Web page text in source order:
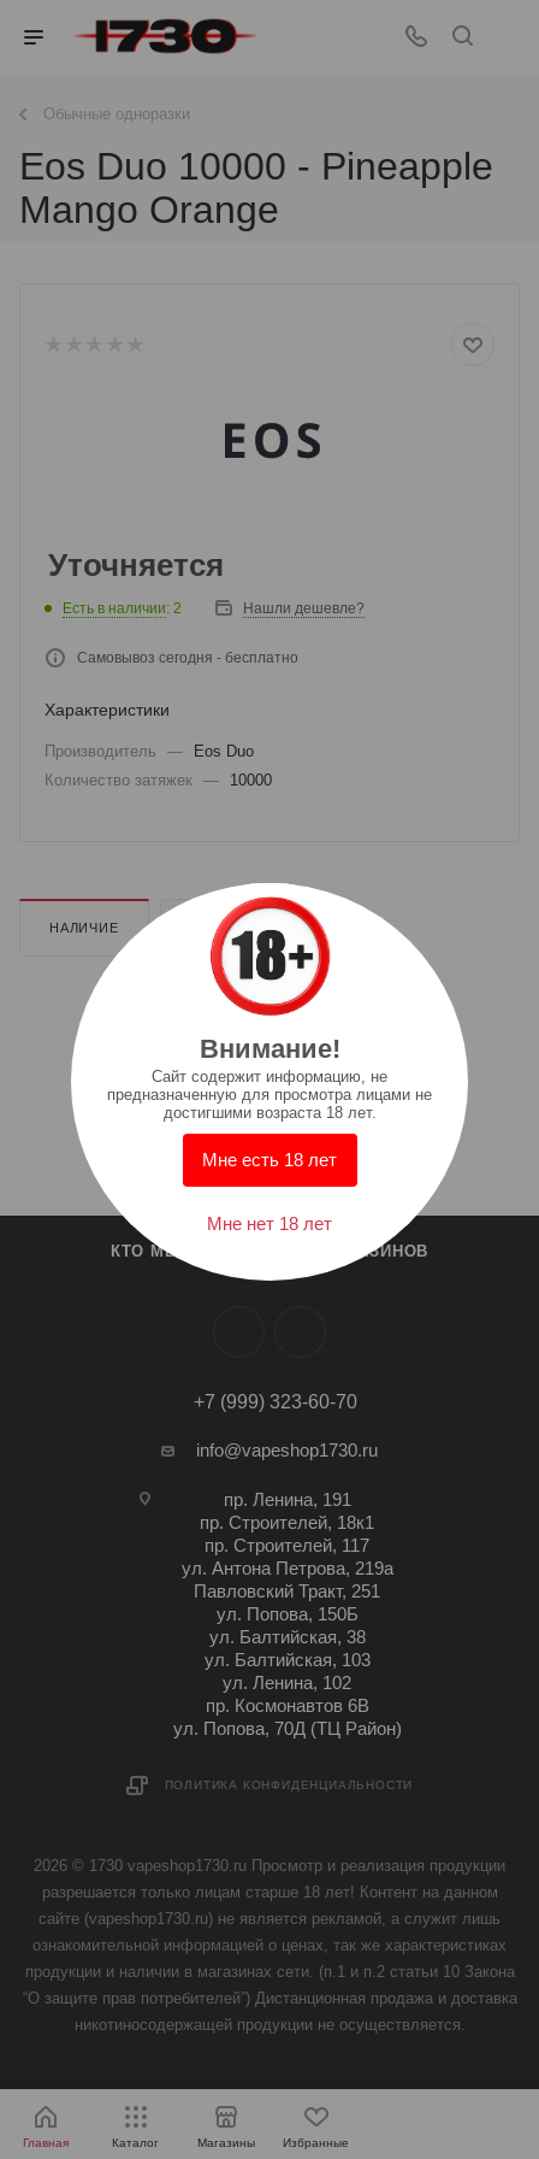
Обычные одноразки
Eos Duo 10000 - Pineapple
Mango Orange
Уточняется
Есть в наличии: 2 Нашли дешевле?
Самовывоз сегодня - бесплатно
Характеристики
Производитель —
Eos Duo
Количество затяжек — 10000
НАЛИЧИЕ ДОПОЛНИТЕЛЬНО
КТО МЫ? СПИСОК МАГАЗИНОВ
+7 (999) 323-60-70
info@vapeshop1730.ru
пр. Ленина, 191
пр. Строителей, 18к1
пр. Строителей, 117
ул. Антона Петрова, 219а
Павловский Тракт, 251
ул. Попова, 150Б
ул. Балтийская, 38
ул. Балтийская, 103
ул. Ленина, 102
пр. Космонавтов 6В
ул. Попова, 70Д (ТЦ Район)
ПОЛИТИКА КОНФИДЕНЦИАЛЬНОСТИ
2026 © 1730 vapeshop1730.ru Просмотр и реализация продукции
разрешается только лицам старше 18 лет! Контент на данном
сайте (vapeshop1730.ru) не является рекламой, а служит лишь
ознакомительной информацией о ценах, так же характеристиках
продукции и наличии в магазинах сети. (п.1 и п.2 статьи 10 Закона
“О защите прав потребителей”) Дистанционная продажа и доставка
никотиносодержащей продукции не осуществляется.
Главная Каталог Магазины Избранные
Внимание!
Cайт содержит информацию, не
предназначенную для просмотра лицами не
достигшими возраста 18 лет.
Мне есть 18 лет
Мне нет 18 лет